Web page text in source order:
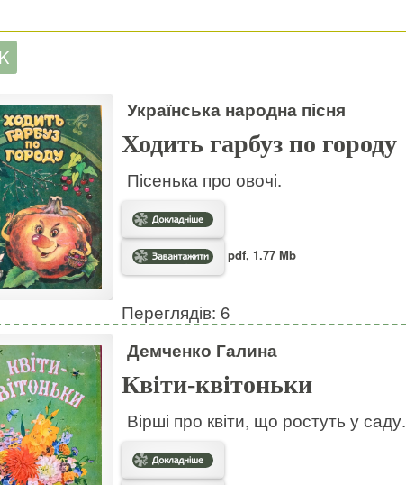
Українська народна пісня
Ходить гарбуз по городу
Пісенька про овочі.
pdf, 1.77 Mb
Переглядів: 6
Демченко Галина
Квіти-квітоньки
Вірші про квіти, що ростуть у саду.